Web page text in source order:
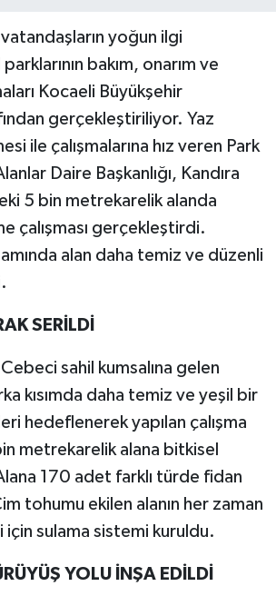
yoğun ilgi
bakım, onarım ve
Kocaeli Büyükşehir
gerçekleştiriliyor. Yaz
ile çalışmalarına hız veren Park
Daire Başkanlığı, Kandıra
5 bin metrekarelik alanda
çalışması gerçekleştirdi.
alan daha temiz ve düzenli
SERİLDİ
sahil kumsalına gelen
kısımda daha temiz ve yeşil bir
hedeflenerek yapılan çalışma
metrekarelik alana bitkisel
170 adet farklı türde fidan
tohumu ekilen alanın her zaman
için sulama sistemi kuruldu.
YOLU İNŞA EDİLDİ